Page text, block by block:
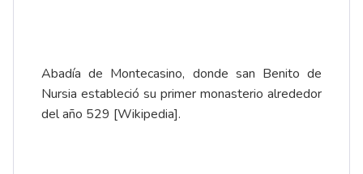
Abadía de Montecasino, donde san Benito de
Nursia estableció su primer monasterio alrededor
del año 529 [Wikipedia].